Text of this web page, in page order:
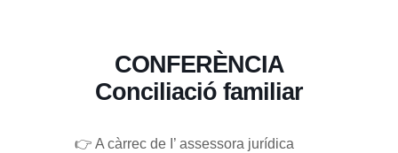
CONFERÈNCIA
Conciliació familiar
👉 A càrrec de I’ assessora jurídica